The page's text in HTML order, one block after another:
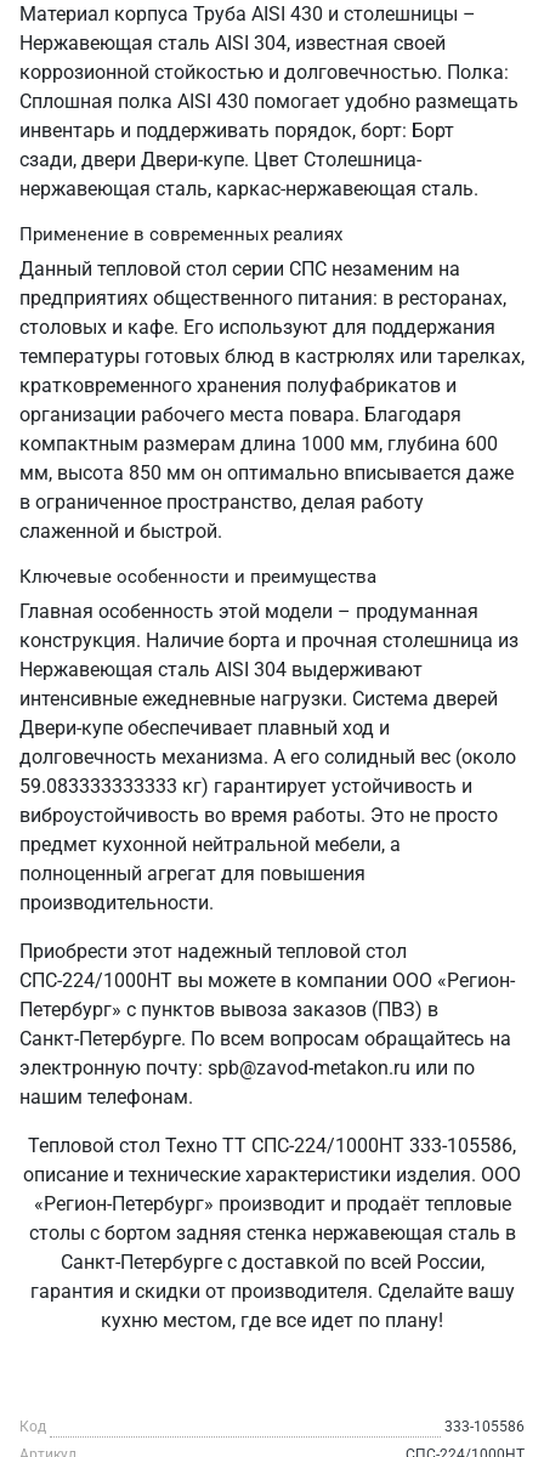
Материал корпуса Труба AISI 430 и столешницы –
Нержавеющая сталь AISI 304, известная своей
коррозионной стойкостью и долговечностью. Полка:
Сплошная полка AISI 430 помогает удобно размещать
инвентарь и поддерживать порядок, борт: Борт
сзади, двери Двери-купе. Цвет Столешница-
нержавеющая сталь, каркас-нержавеющая сталь.
Применение в современных реалиях
Данный тепловой стол серии СПС незаменим на
предприятиях общественного питания: в ресторанах,
столовых и кафе. Его используют для поддержания
температуры готовых блюд в кастрюлях или тарелках,
кратковременного хранения полуфабрикатов и
организации рабочего места повара. Благодаря
компактным размерам длина 1000 мм, глубина 600
мм, высота 850 мм он оптимально вписывается даже
в ограниченное пространство, делая работу
слаженной и быстрой.
Ключевые особенности и преимущества
Главная особенность этой модели – продуманная
конструкция. Наличие борта и прочная столешница из
Нержавеющая сталь AISI 304 выдерживают
интенсивные ежедневные нагрузки. Система дверей
Двери-купе обеспечивает плавный ход и
долговечность механизма. А его солидный вес (около
59.083333333333 кг) гарантирует устойчивость и
виброустойчивость во время работы. Это не просто
предмет кухонной нейтральной мебели, а
полноценный агрегат для повышения
производительности.
Приобрести этот надежный тепловой стол
СПС-224/1000НТ вы можете в компании ООО «Регион-
Петербург» с пунктов вывоза заказов (ПВЗ) в
Санкт‑Петербурге. По всем вопросам обращайтесь на
электронную почту: spb@zavod-metakon.ru или по
нашим телефонам.
Тепловой стол Техно ТТ СПС-224/1000НТ 333-105586,
описание и технические характеристики изделия. ООО
«Регион-Петербург» производит и продаёт тепловые
столы с бортом задняя стенка нержавеющая сталь в
Санкт‑Петербурге с доставкой по всей России,
гарантия и скидки от производителя. Сделайте вашу
кухню местом, где все идет по плану!
Код
333-105586